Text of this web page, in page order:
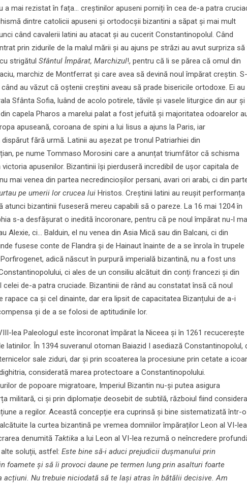
a mai rezistat în fața… creștinilor apuseni porniți în cea de-a patra
dintre catolicii apuseni și ortodocșii bizantini a săpat și mai mult
când cavalerii latini au atacat și au cucerit Constantinopolul. Când
prin zidurile de la malul mării și au ajuns pe străzi au avut surpriza să
strigătul Sfântul Împărat, Marchizul!, pentru că li se părea că omul din
marchiz de Montferrat și care avea să devină noul împărat creștin.
au văzut că oștenii creștini aveau să prade bisericile ortodoxe. Ei au
Sfânta Sofia, luând de acolo potirele, tăvile și vasele liturgice din aur și
capela Pharos a marelui palat a fost jefuită și majoritatea odoarelor
apuseană, coroana de spini a lui Iisus a ajuns la Paris, iar
fără urmă. Latinii au așezat pe tronul Patriarhiei din
pe nume Tommaso Morosini care a anunțat triumfător că schisma
apusenilor. Bizantinii își pierduseră incredibil de ușor capitala de
mai venea din partea necredincioșilor persani, avari ori arabi, ci din
pe umerii lor crucea lui Hristos. Creștinii latini au reușit performanța
atunci bizantinii fuseseră mereu capabili să o pareze. La 16 mai 1204 în
s-a desfășurat o inedită încoronare, pentru că pe noul împărat nu-l
Alexie, ci… Balduin, el nu venea din Asia Mică sau din Balcani, ci din
fusese conte de Flandra și de Hainaut înainte de a se înrola în trupele
adică născut în purpură imperială bizantină, nu a fost uns
ci ales de un consiliu alcătuit din conți francezi și din
celei de-a patra cruciade. Bizantinii de rând au constatat însă că noul
rapace ca și cel dinainte, dar era lipsit de capacitatea Bizanțului de a-i
și de a se folosi de aptitudinile lor.
lea Paleologul este încoronat împărat la Niceea și în 1261 recucerește
latinilor. În 1394 suveranul otoman Baiazid I asediază Constantinopolul,
sale ziduri, dar și prin scoaterea la procesiune prin cetate a
considerată marea protectoare a Constantinopolului.
de popoare migratoare, Imperiul Bizantin nu-și putea asigura
militară, ci și prin diplomație deosebit de subtilă, războiul fiind
a regilor. Această concepție era cuprinsă și bine sistematizată într-o
la curtea bizantină pe vremea domniilor împăraților Leon al VI-
denumită Taktika a lui Leon al VI-lea rezumă o neîncredere
soluții, astfel: Este bine să-i aduci prejudicii dușmanului prin
foamete și să îi provoci daune pe termen lung prin asalturi foarte
acțiuni. Nu trebuie niciodată să te lași atras în bătălii decisive. Am